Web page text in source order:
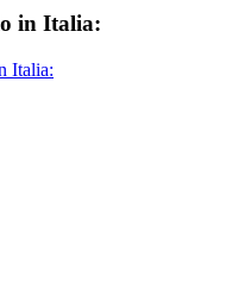
in Italia:
Italia: